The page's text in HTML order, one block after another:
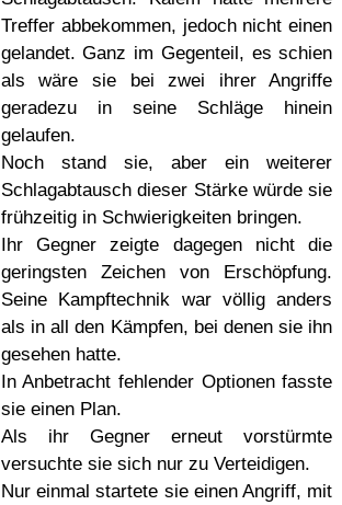
Treffer abbekommen, jedoch nicht einen
gelandet. Ganz im Gegenteil, es schien
als wäre sie bei zwei ihrer Angriffe
geradezu in seine Schläge hinein
gelaufen.
Noch stand sie, aber ein weiterer
Schlagabtausch dieser Stärke würde sie
frühzeitig in Schwierigkeiten bringen.
Ihr Gegner zeigte dagegen nicht die
geringsten Zeichen von Erschöpfung.
Seine Kampftechnik war völlig anders
als in all den Kämpfen, bei denen sie ihn
gesehen hatte.
In Anbetracht fehlender Optionen fasste
sie einen Plan.
Als ihr Gegner erneut vorstürmte
versuchte sie sich nur zu Verteidigen.
Nur einmal startete sie einen Angriff, mit